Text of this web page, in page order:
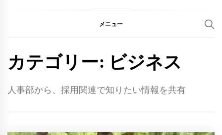
メニュー
カテゴリー: ビジネス
人事部から、採用関連で知りたい情報を共有